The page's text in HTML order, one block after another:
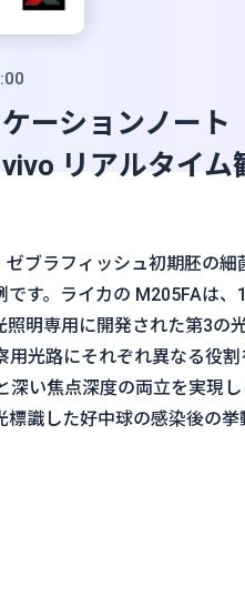
ーションノート
リアルタイム
ブラフィッシュ初期胚の細
す。ライカの M205FAは、
明専用に開発された第3の
用光路にそれぞれ異なる役
い焦点深度の両立を実現
識した好中球の感染後の